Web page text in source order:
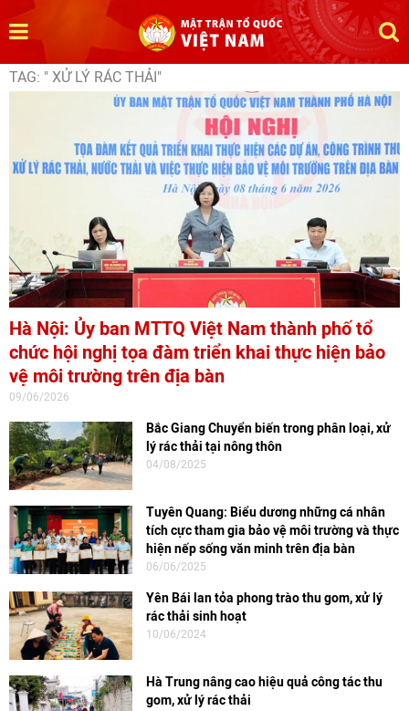
TAG: " XỬ LÝ RÁC THẢI"
Hà Nội: Ủy ban MTTQ Việt Nam thành phố tổ
chức hội nghị tọa đàm triển khai thực hiện bảo
vệ môi trường trên địa bàn
09/06/2026
Bắc Giang Chuyển biến trong phân loại, xử
lý rác thải tại nông thôn
04/08/2025
Tuyên Quang: Biểu dương những cá nhân
tích cực tham gia bảo vệ môi trường và thực
hiện nếp sống văn minh trên địa bàn
06/06/2025
Yên Bái lan tỏa phong trào thu gom, xử lý
rác thải sinh hoạt
10/06/2024
Hà Trung nâng cao hiệu quả công tác thu
gom, xử lý rác thải